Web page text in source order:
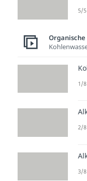
5/
Organische
1/
2/
3/